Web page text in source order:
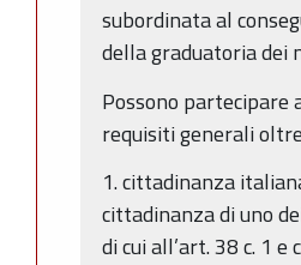
subordinata al
della graduatoria dei
Possono partecipare
requisiti generali
1. cittadinanza
cittadinanza di uno
di cui all’art. 38 c. 1 e